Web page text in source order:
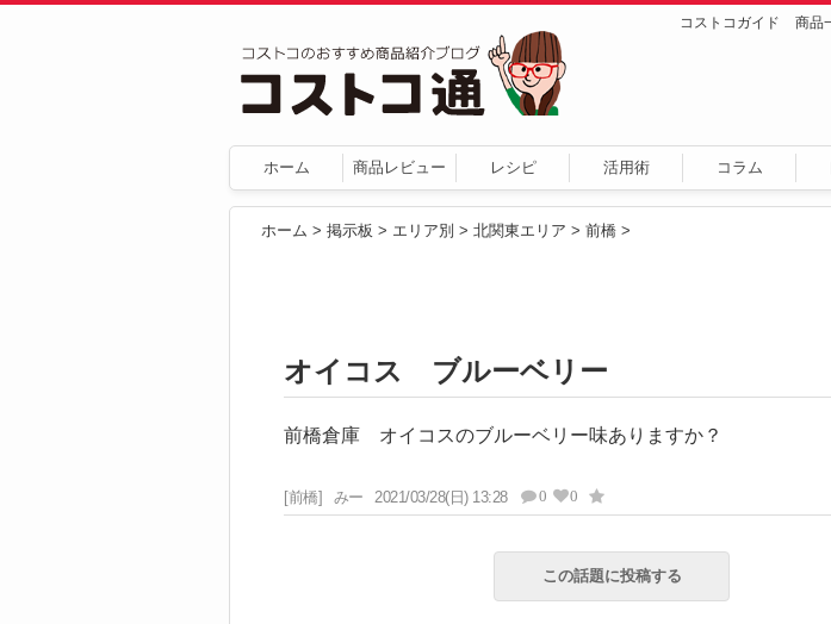
コストコガイド 商品
ホーム 商品レビュー レシピ 活用術 コラム
ホーム > 掲示板 > エリア別 > 北関東エリア > 前橋 >
オイコス ブルーベリー
前橋倉庫 オイコスのブルーベリー味ありますか？
[前橋] みー 2021/03/28(日) 13:28 0 0
この話題に投稿する